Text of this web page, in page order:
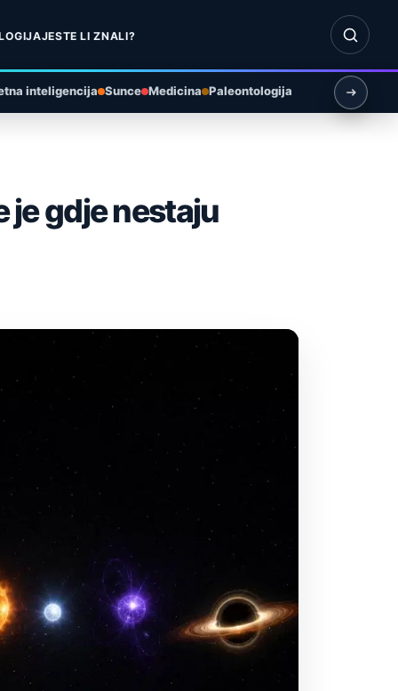
JESTE LI ZNALI?
Otvori
inteligencija Sunce Medicina Paleontologija
je gdje nestaju